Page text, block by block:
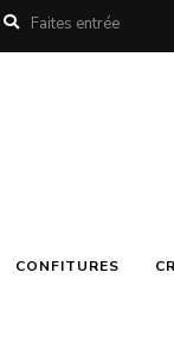
CONFITURES